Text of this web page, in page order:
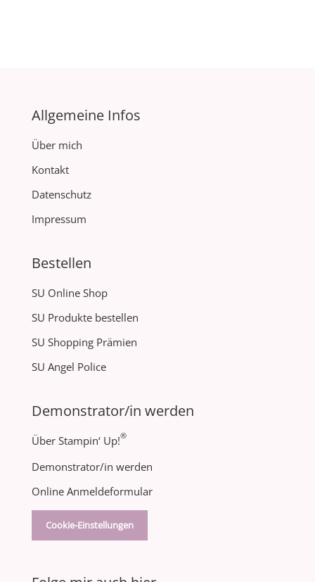
Allgemeine Infos
Über mich
Kontakt
Datenschutz
Impressum
Bestellen
SU Online Shop
SU Produkte bestellen
SU Shopping Prämien
SU Angel Police
Demonstrator/in werden
Über Stampin‘ Up!®
Demonstrator/in werden
Online Anmeldeformular
Cookie-Einstellungen